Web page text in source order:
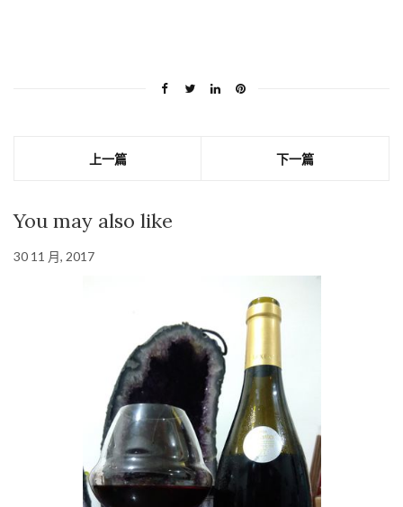
上一篇 下一篇
You may also like
30 11 月, 2017